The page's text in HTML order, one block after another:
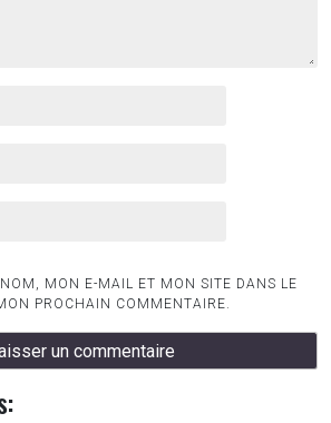
MON E-MAIL ET MON SITE DANS LE
PROCHAIN COMMENTAIRE.